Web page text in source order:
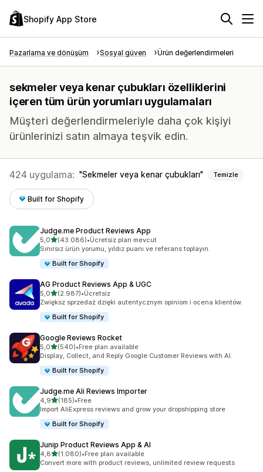
Shopify App Store
Pazarlama ve dönüşüm Sosyal güven Ürün değerlendirmeleri
sekmeler veya kenar çubukları özelliklerini
içeren tüm ürün yorumları uygulamaları
Müşteri değerlendirmeleriyle daha çok kişiyi
ürünlerinizi satın almaya teşvik edin.
424 uygulama: Sekmeler veya kenar çubukları Temizle
Built for Shopify
Judge.me Product Reviews App
5,05 yıldız üzerinden
(43.086)
toplam 43086 değerlendirme
•Ücretsiz plan mevcut
Sınırsız ürün yorumu, yıldız puanı ve referans toplayın.
Built for Shopify
AG Product Reviews App & UGC
5,05 yıldız üzerinden
(2.987)
toplam 2987 değerlendirme
•Ücretsiz
Zwiększ sprzedaż dzięki autentycznym opiniom i ocena klientów.
Built for Shopify
Google Reviews Rocket
5,05 yıldız üzerinden
(540)
toplam 540 değerlendirme
•Free plan available
Display, Collect, and Reply Google Customer Reviews with AI.
Built for Shopify
Judge.me Ali Reviews Importer
4,95 yıldız üzerinden
(185)
toplam 185 değerlendirme
•Free
Import AliExpress reviews and grow your dropshipping store
Built for Shopify
Junip Product Reviews App & AI
4,85 yıldız üzerinden
(1.080)
toplam 1080 değerlendirme
•Free plan available
Convert more with product reviews, unlimited review requests